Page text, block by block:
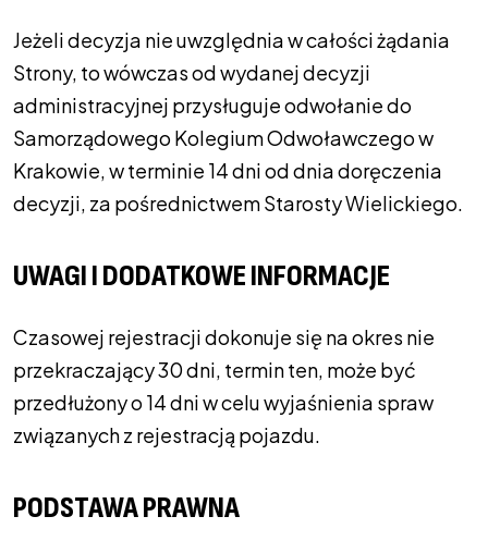
Jeżeli decyzja nie uwzględnia w całości żądania
Strony, to wówczas od wydanej decyzji
administracyjnej przysługuje odwołanie do
Samorządowego Kolegium Odwoławczego w
Krakowie, w terminie 14 dni od dnia doręczenia
decyzji, za pośrednictwem Starosty Wielickiego.
UWAGI I DODATKOWE INFORMACJE
Czasowej rejestracji dokonuje się na okres nie
przekraczający 30 dni, termin ten, może być
przedłużony o 14 dni w celu wyjaśnienia spraw
związanych z rejestracją pojazdu.
PODSTAWA PRAWNA